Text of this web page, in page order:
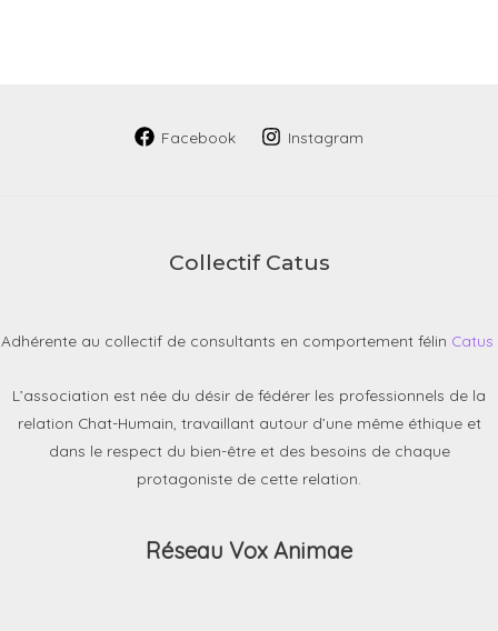
Facebook Instagram
Collectif Catus
Adhérente au collectif de consultants en comportement félin Catus
L’association est née du désir de fédérer les professionnels de la
relation Chat-Humain, travaillant autour d’une même éthique et
dans le respect du bien-être et des besoins de chaque
protagoniste de cette relation.
Réseau Vox Animae